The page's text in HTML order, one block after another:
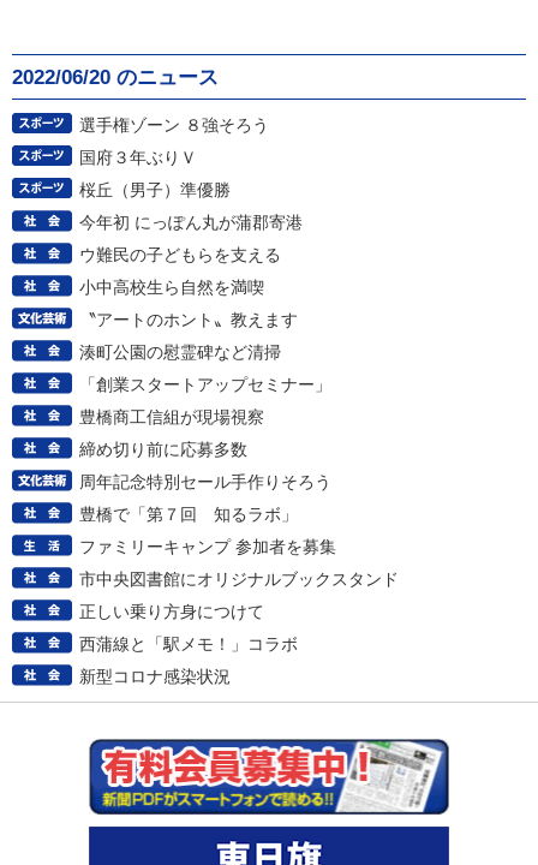
2022/06/20 のニュース
選手権ゾーン ８強そろう
国府３年ぶりＶ
桜丘（男子）準優勝
今年初 にっぽん丸が蒲郡寄港
ウ難民の子どもらを支える
小中高校生ら自然を満喫
〝アートのホント〟教えます
湊町公園の慰霊碑など清掃
「創業スタートアップセミナー」
豊橋商工信組が現場視察
締め切り前に応募多数
周年記念特別セール手作りそろう
豊橋で「第７回 知るラボ」
ファミリーキャンプ 参加者を募集
市中央図書館にオリジナルブックスタンド
正しい乗り方身につけて
西蒲線と「駅メモ！」コラボ
新型コロナ感染状況